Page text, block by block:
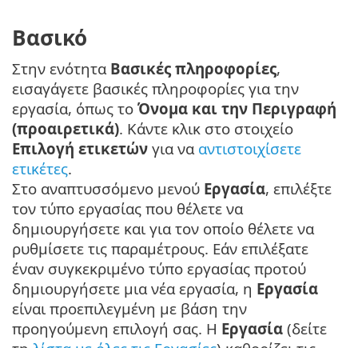
Βασικό
Στην ενότητα Βασικές πληροφορίες,
εισαγάγετε βασικές πληροφορίες για την
εργασία, όπως το Όνομα και την Περιγραφή
(προαιρετικά). Κάντε κλικ στο στοιχείο
Επιλογή ετικετών για να αντιστοιχίσετε
ετικέτες.
Στο αναπτυσσόμενο μενού Εργασία, επιλέξτε
τον τύπο εργασίας που θέλετε να
δημιουργήσετε και για τον οποίο θέλετε να
ρυθμίσετε τις παραμέτρους. Εάν επιλέξατε
έναν συγκεκριμένο τύπο εργασίας προτού
δημιουργήσετε μια νέα εργασία, η Εργασία
είναι προεπιλεγμένη με βάση την
προηγούμενη επιλογή σας. Η Εργασία (δείτε